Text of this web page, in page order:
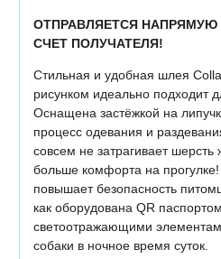
ОТПРАВЛЯЕТСЯ
СЧЕТ ПОЛУЧАТЕЛЯ!
Стильная и удобная шлея
рисунком идеально подходит
Оснащена застёжкой на
процесс одевания и
совсем не затрагивает
больше комфорта на
повышает безопасность
как оборудована QR
светоотражающими
собаки в ночное время суток.